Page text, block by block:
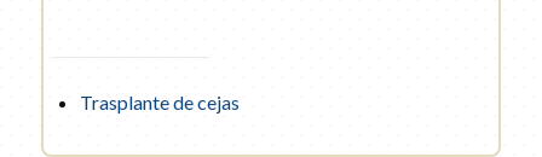
Trasplante de cejas